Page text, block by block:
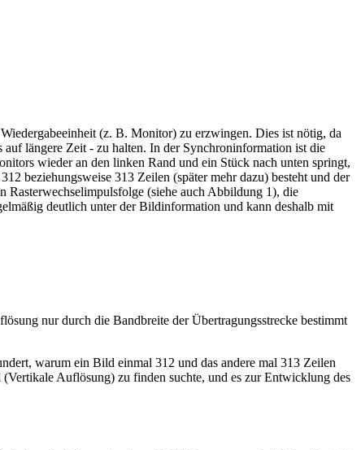
(z. B. Monitor) zu erzwingen. Dies ist nötig, da
auf längere Zeit - zu halten. In der Synchroninformation ist die
wieder an den linken Rand und ein Stück nach unten springt,
beziehungsweise 313 Zeilen (später mehr dazu) besteht und der
(siehe auch Abbildung 1), die
deutlich unter der Bildinformation und kann deshalb mit
nur durch die Bandbreite der Übertragungsstrecke bestimmt
warum ein Bild einmal 312 und das andere mal 313 Zeilen
Auflösung) zu finden suchte, und es zur Entwicklung des